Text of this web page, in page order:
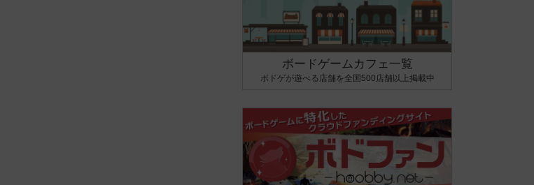
ボードゲームカフェ一覧
ボドゲが遊べる店舗を全国500店舗以上掲載中